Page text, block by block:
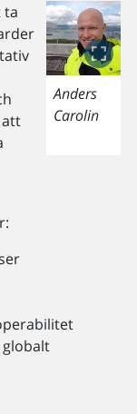
Anders
Carolin
ta